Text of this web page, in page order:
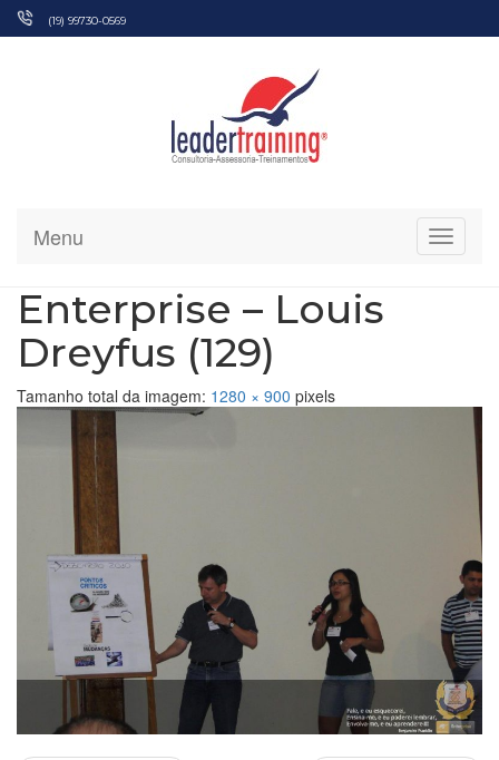
Pular
(19) 99730-0569
Menu
Enterprise – Louis
Dreyfus (129)
Tamanho total da imagem: 1280 × 900 pixels